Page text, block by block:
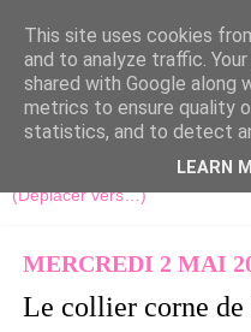
MERCREDI 2 MAI
Le collier corne
This site uses cookies
and to analyze traffic.
shared with Google along
metrics to ensure quality
statistics, and to detect
LEARN